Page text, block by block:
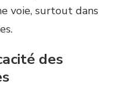
voie, surtout dans
des